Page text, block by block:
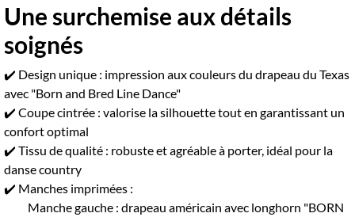
Une surchemise aux détails
soignés
✔️ Design unique : impression aux couleurs du drapeau du Texas
avec "Born and Bred Line Dance"
✔️ Coupe cintrée : valorise la silhouette tout en garantissant un
confort optimal
✔️ Tissu de qualité : robuste et agréable à porter, idéal pour la
danse country
✔️ Manches imprimées :
Manche gauche : drapeau américain avec longhorn "BORN